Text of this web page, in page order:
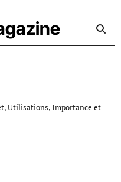
Utilisations, Importance et